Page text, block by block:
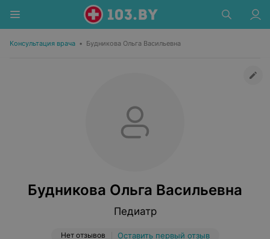
Консультация врача • Будникова Ольга Васильевна
Будникова Ольга Васильевна
Педиатр
Нет отзывов Оставить первый отзыв